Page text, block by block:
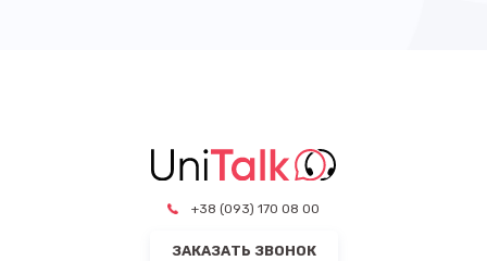
+38 (093) 170 08 00
ЗАКАЗАТЬ ЗВОНОК